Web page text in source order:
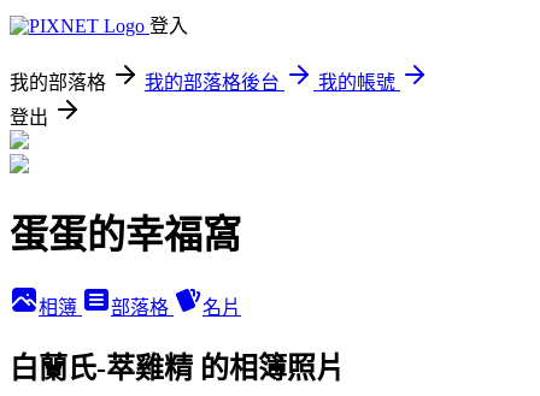
登入
我的部落格 我的部落格後台
我的帳號
登出
蛋蛋的幸福窩
相簿 部落格 名片
白蘭氏-萃雞精 的相簿照片